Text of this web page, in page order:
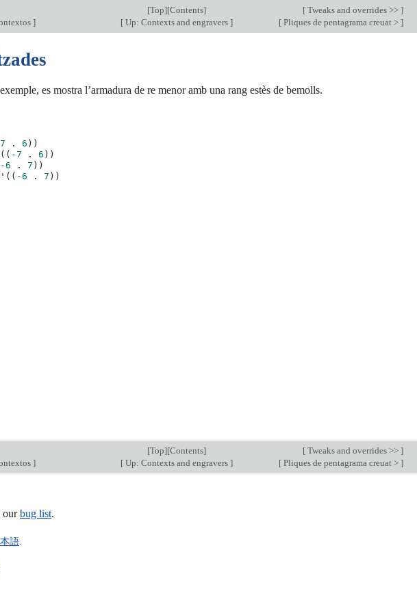
[Top][Contents] [ Tweaks and overrides >> ]
] [ Up: Contexts and engravers ] [ Pliques de pentagrama creuat > ]
es mostra l’armadura de re menor amb una rang estès de bemolls.
. 6 ))
(( -7 . 6 ))
-6 . 7 ))
' (( -6 . 7 ))
[Top][Contents] [ Tweaks and overrides >> ]
] [ Up: Contexts and engravers ] [ Pliques de pentagrama creuat > ]
ourbug list.
語.